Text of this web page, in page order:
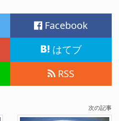
Facebook
はてブ
RSS
次の記事